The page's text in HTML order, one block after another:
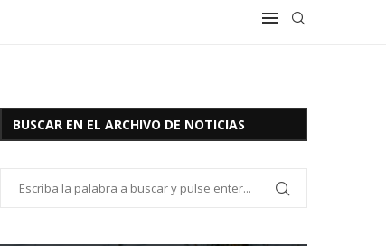
BUSCAR EN EL ARCHIVO DE NOTICIAS